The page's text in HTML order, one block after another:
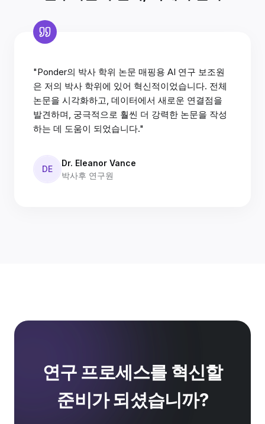
"Ponder의 박사 학위 논문 매핑용 AI 연구 보조원
은 저의 박사 학위에 있어 혁신적이었습니다. 전체
논문을 시각화하고, 데이터에서 새로운 연결점을
발견하며, 궁극적으로 훨씬 더 강력한 논문을 작성
하는 데 도움이 되었습니다."
DE
Dr. Eleanor Vance
박사후 연구원
연구 프로세스를 혁신할
준비가 되셨습니까?